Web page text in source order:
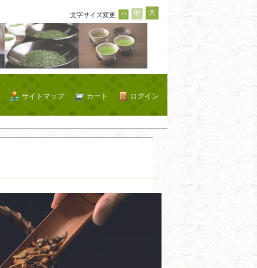
文字サイズ変更 小 中 大
ログイン
カート
サイトマップ